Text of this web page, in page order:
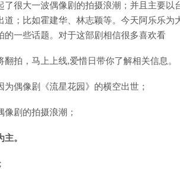
了很大一波偶像剧的拍摄浪潮；并且主要
道；比如霍建华、林志颖等。今天阿乐乐为
的一些话题。对于这部剧相信很多喜欢看
翻拍，马上上线,爱惜日带你了解相关信息。
偶像剧《流星花园》的横空出世；
剧的拍摄浪潮；
。